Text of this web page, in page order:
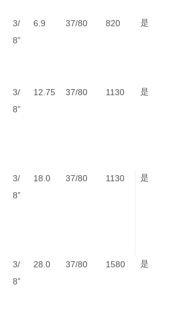
3/
8”
6.9 37/80 820 是
3/
8”
12.75 37/80 1130 是
3/
8”
18.0 37/80 1130 是
3/
8”
28.0 37/80 1580 是